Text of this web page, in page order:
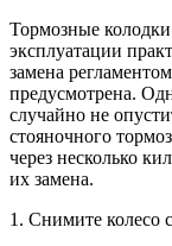
Тормозные
эксплуатации
замена
предусмотрена.
случайно не
стояночного
через несколько
их замена.
1. Снимите колесо